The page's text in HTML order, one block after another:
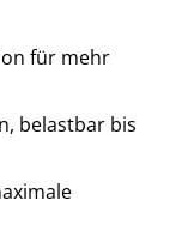
für mehr
belastbar bis